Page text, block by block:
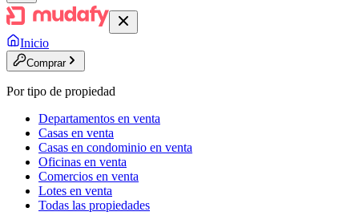
Inicio
Comprar
Por tipo de propiedad
Departamentos en venta
Casas en venta
Casas en condominio en venta
Oficinas en venta
Comercios en venta
Lotes en venta
Todas las propiedades